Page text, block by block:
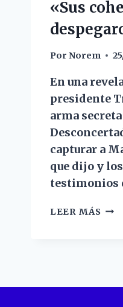
«Sus
Por Norem
En una
presidente
arma
capturar a
que dijo y
testimonios
LEER MÁS